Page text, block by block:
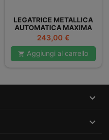
LEGATRICE METALLICA
AUTOMATICA MAXIMA
Prezzo
243,00 €
 Aggiungi al carrello

